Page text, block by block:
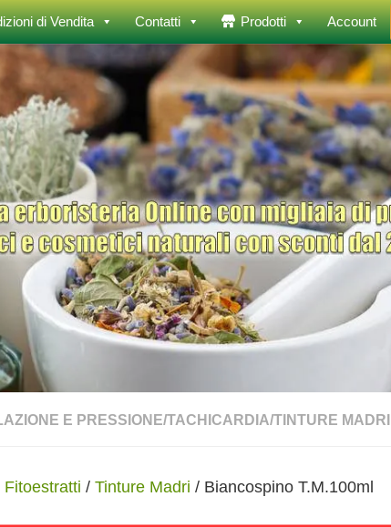
di Vendita Contatti Prodotti Account
E PRESSIONE/TACHICARDIA/TINTURE MADRI
Fitoestratti / Tinture Madri / Biancospino T.M.100ml